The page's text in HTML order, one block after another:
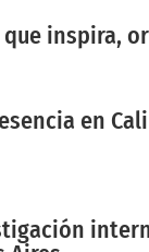
que inspira,
en